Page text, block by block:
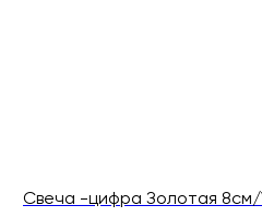
Свеча -цифра Золотая